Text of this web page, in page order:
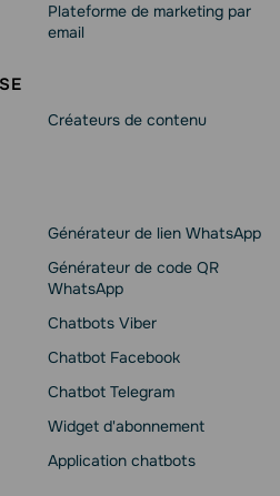
Plateforme de marketing par
email
Créateurs de contenu
Générateur de lien WhatsApp
Générateur de code QR
WhatsApp
Chatbots Viber
Сhatbot Facebook
Chatbot Telegram
Widget d'abonnement
Application chatbots